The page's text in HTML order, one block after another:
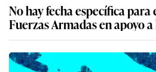
No hay fecha específica para
Fuerzas Armadas en apoyo